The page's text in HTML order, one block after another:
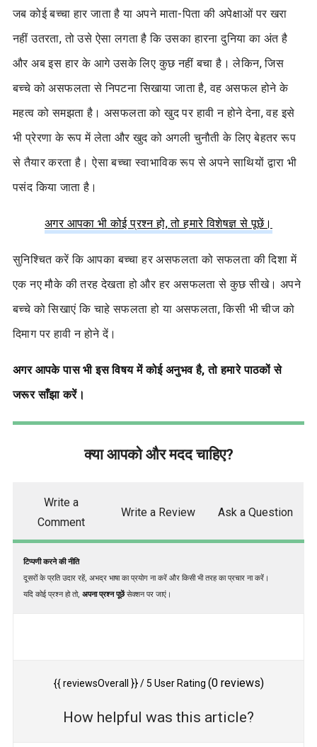
जब कोई बच्चा हार जाता है या अपने माता-पिता की अपेक्षाओं पर खरा
नहीं उतरता, तो उसे ऐसा लगता है कि उसका हारना दुनिया का अंत है
और अब इस हार के आगे उसके लिए कुछ नहीं बचा है। लेकिन, जिस
बच्चे को असफलता से निपटना सिखाया जाता है, वह असफल होने के
महत्व को समझता है। असफलता को खुद पर हावी न होने देना, वह इसे
भी प्रेरणा के रूप में लेता और खुद को अगली चुनौती के लिए बेहतर रूप
से तैयार करता है। ऐसा बच्चा स्वाभाविक रूप से अपने साथियों द्वारा भी
पसंद किया जाता है।
अगर आपका भी कोई प्रश्न हो, तो हमारे विशेषज्ञ से पूछें।
सुनिश्चित करें कि आपका बच्चा हर असफलता को सफलता की दिशा में
एक नए मौके की तरह देखता हो और हर असफलता से कुछ सीखे। अपने
बच्चे को सिखाएं कि चाहे सफलता हो या असफलता, किसी भी चीज को
दिमाग पर हावी न होने दें।
अगर आपके पास भी इस विषय में कोई अनुभव है, तो हमारे पाठकों से
जरूर साँझा करें।
क्या आपको और मदद चाहिए?
Write a
Comment
Write a Review Ask a Question
टिप्पणी करने की नीति
दूसरों के प्रति उदार रहें, अभद्र भाषा का प्रयोग ना करें और किसी भी तरह का प्रचार ना करें।
यदि कोई प्रश्न हो तो, अपना प्रश्न पूछेंसेक्शन पर जाएं।
{{ reviewsOverall }}/ 5 User Rating (0reviews)
How helpful was this article?